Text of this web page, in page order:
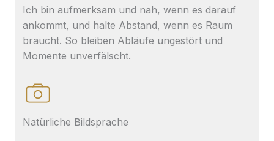
Ich bin aufmerksam und nah, wenn es darauf
ankommt, und halte Abstand, wenn es Raum
braucht. So bleiben Abläufe ungestört und
Momente unverfälscht.
Natürliche Bildsprache